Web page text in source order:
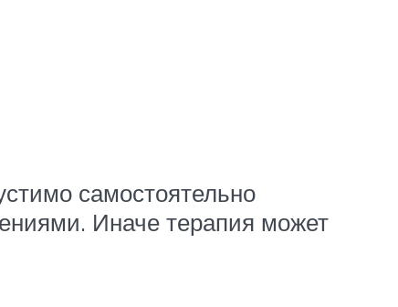
самостоятельно
Иначе терапия может